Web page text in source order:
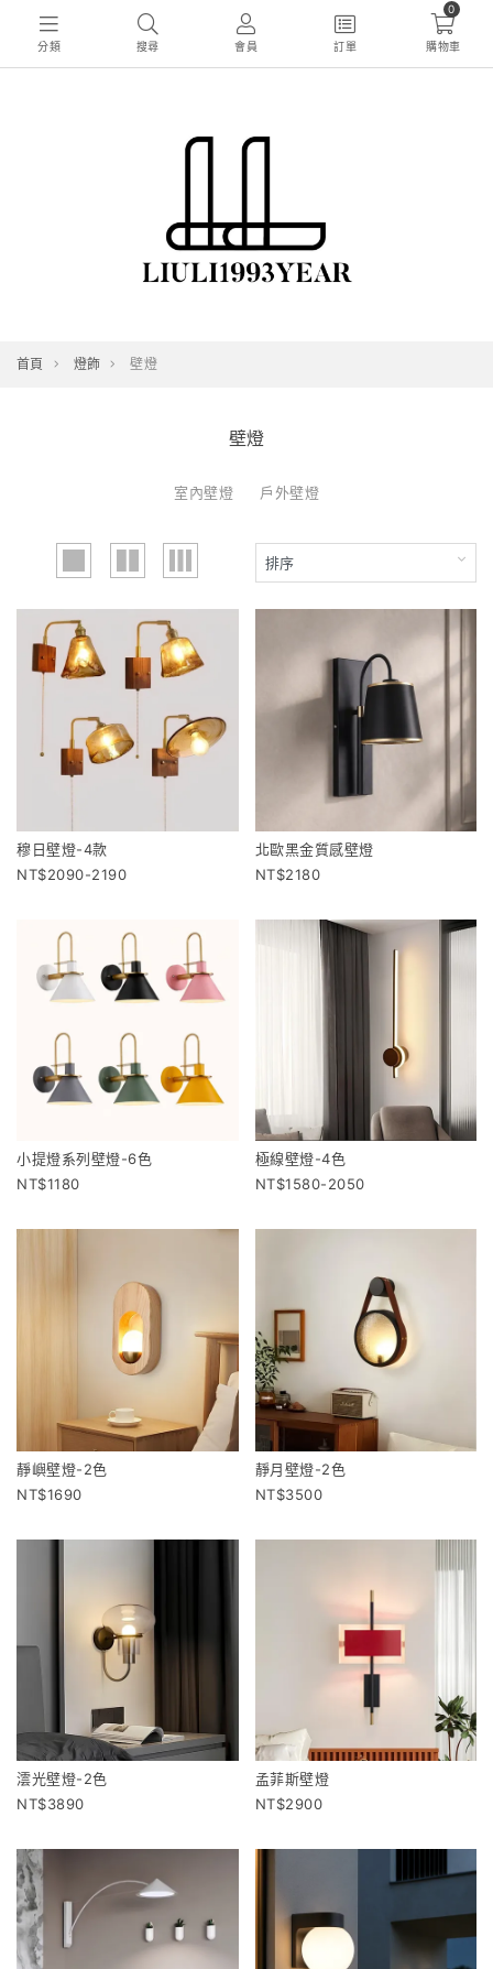
分類 搜尋 會員 訂單
0
購物車
首頁 燈飾 壁燈
壁燈
室內壁燈 戶外壁燈
穆日壁燈-4款
2090-2190
北歐黑金質感壁燈
2180
小提燈系列壁燈-6色
1180
極線壁燈-4色
1580-2050
靜嶼壁燈-2色
1690
靜月壁燈-2色
3500
澐光壁燈-2色
3890
孟菲斯壁燈
2900